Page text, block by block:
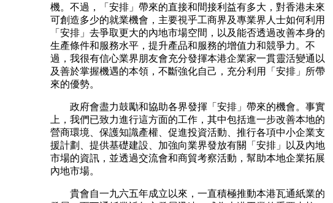
機。不過，「安排」帶來的直接和間接利益有多大，對香港未來
可創造多少的就業機會，主要視乎工商界及專業界人士如何利用
「安排」去爭取更大的內地市場空間，以及能否透過改善本身的
生產條件和服務水平，提升產品和服務的增值力和競爭力。不
過，我很有信心業界朋友會充分發揮本港企業家一貫靈活變通以
及善於掌握機遇的本領，不斷強化自己，充分利用「安排」所帶
來的優勢。
政府會盡力鼓勵和協助各界發揮「安排」帶來的機會。事實
上，我們已致力進行這方面的工作，其中包括進一步改善本地的
營商環境、保護知識產權、促進投資活動、推行各項中小企業支
援計劃、提供基礎建設、加強向業界發放有關「安排」以及內地
市場的資訊，並透過交流會和商貿考察活動，幫助本地企業拓展
內地市場。
貴會自一九六五年成立以來，一直積極推動本港瓦通紙業的